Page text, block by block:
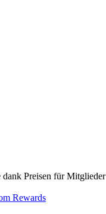
dank Preisen für Mitglieder
Rewards